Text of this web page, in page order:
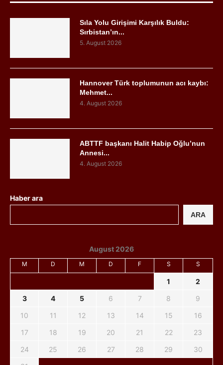
Sıla Yolu Girişimi Karşılık Buldu:
Sırbistan’ın...
5. August 2026
Hannover Türk toplumunun acı kaybı:
Mehmet...
4. August 2026
ABTTF başkanı Halit Habip Oğlu’nun
Annesi...
4. August 2026
Haber ara
ARA
August 2026
M D M D F S S
1
2
3
4 5 6 7 8
9
10
11 12 13 14 15
16
17
18 19 20 21 22
23
24
25 26 27 28 29
30